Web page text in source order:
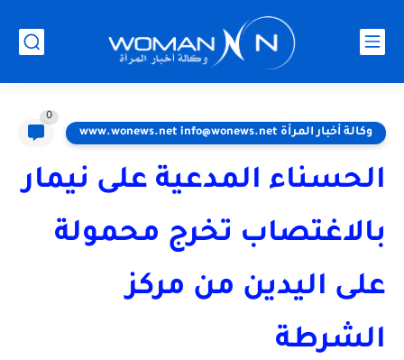
وكالة أخبار المرأة www.wonews.net info@wonews.net
0
الحسناء المدعية على نيمار
بالاغتصاب تخرج محمولة
على اليدين من مركز
الشرطة